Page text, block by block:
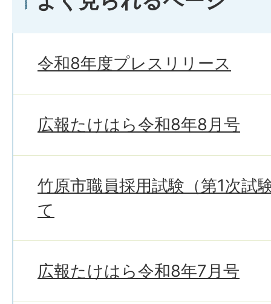
令和8年度プレスリリース
広報たけはら令和8年8月号
竹原市職員採用試験（第1次試
て
広報たけはら令和8年7月号